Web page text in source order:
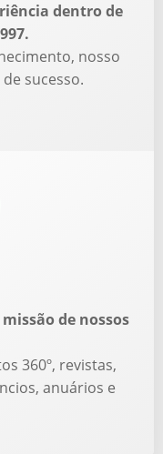
dentro de
nosso
sucesso.
de nossos
360º, revistas,
anuários e